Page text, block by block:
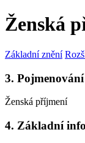
Ženská
Základní znění
3.
Ženská příjmení
4. Základní